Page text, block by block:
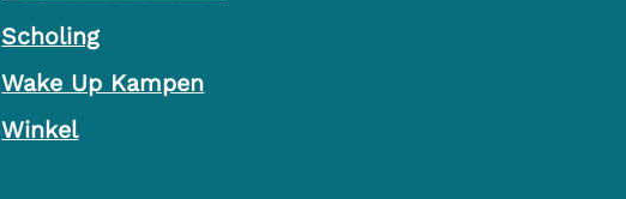
Scholing
Wake Up Kampen
Winkel